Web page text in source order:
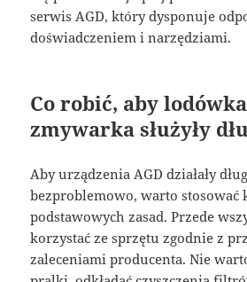
serwis AGD, który dysponuje
doświadczeniem i narzędziami.
Co robić, aby
zmywarka służyły
Aby urządzenia AGD działały
bezproblemowo, warto stosować
podstawowych zasad. Przede
korzystać ze sprzętu zgodnie z
zaleceniami producenta. Nie